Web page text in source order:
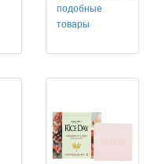
подобные
товары